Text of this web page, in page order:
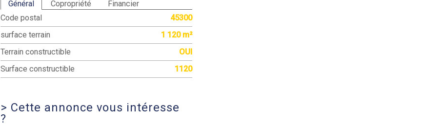
Général Copropriété
Financier
Code postal
45300
surface terrain
1 120 m²
Terrain constructible
OUI
Surface constructible
1120
> Cette annonce vous intéresse
?